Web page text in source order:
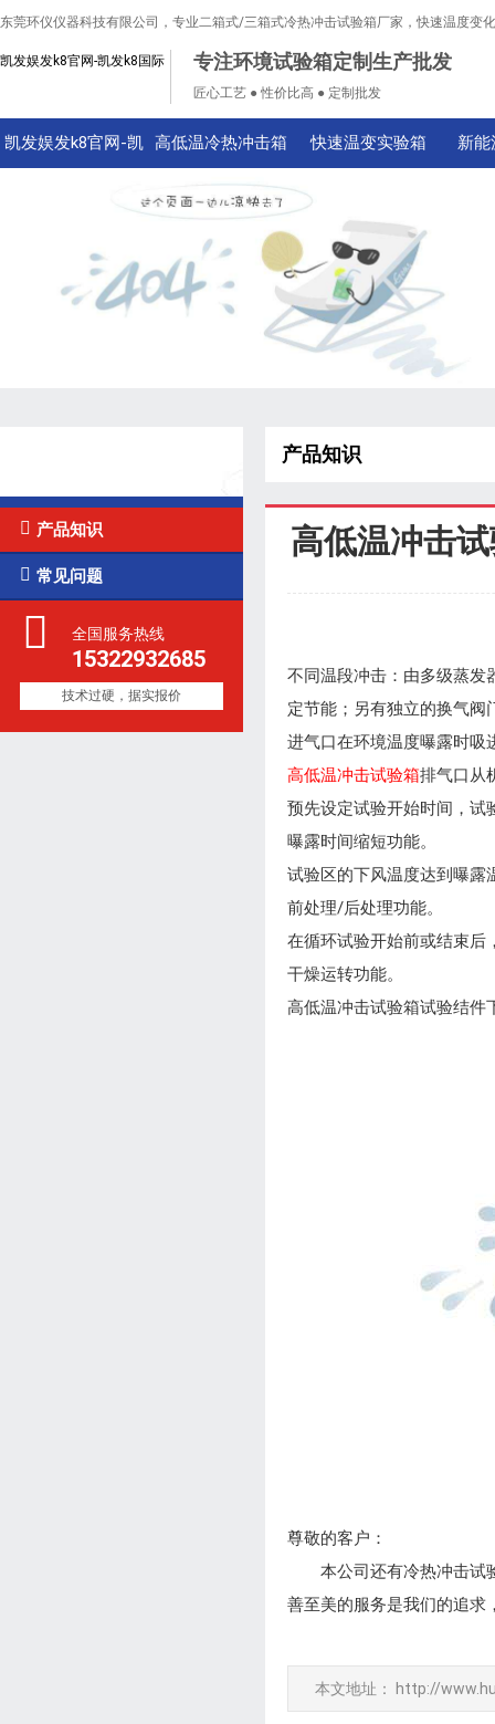
东莞环仪仪器科技有限公司，专业二箱式/三箱式冷热冲击试验箱厂家，快速温度变
凯发娱发k8官网-凯发k8国际 专注环境试验箱定制生产批发
匠心工艺 ● 性价比高 ● 定制批发
凯发娱发k8官网-凯 高低温冷热冲击箱 快速温变实验箱 新
 产品知识
 常见问题
全国服务热线
15322932685
技术过硬，据实报价
产品知识
高低温冲击
不同温段冲击：由多级蒸发
定节能；另有独立的换气
进气口在环境温度曝露
高低温冲击试验箱排气口
预先设定试验开始时间，
曝露时间缩短功能。
试验区的下风温度达到曝
前处理/后处理功能。
在循环试验开始前或结束
干燥运转功能。
高低温冲击试验箱试验结件
尊敬的客户：
本公司还有冷热冲击试验
善至美的服务是我们的追求
本文地址： http://